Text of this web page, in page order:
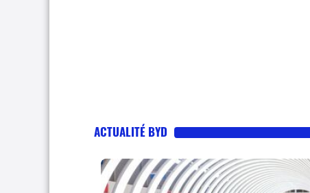
ACTUALITÉ BYD